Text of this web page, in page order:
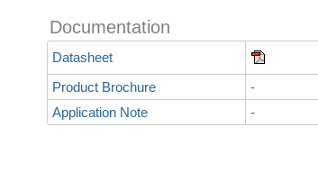
Documentation
Datasheet
Product Brochure
-
Application Note
-